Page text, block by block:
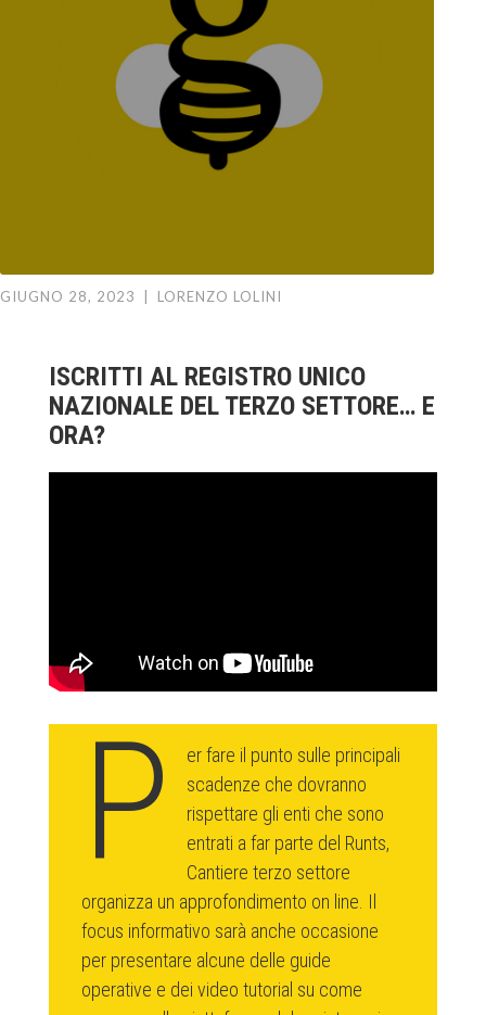
GIUGNO 28, 2023 LORENZO LOLINI
ISCRITTI AL REGISTRO UNICO
NAZIONALE DEL TERZO SETTORE… E
ORA?
P
er fare il punto sulle principali
scadenze che dovranno
rispettare gli enti che sono
entrati a far parte del Runts,
Cantiere terzo settore
organizza un approfondimento on line. Il
focus informativo sarà anche occasione
per presentare alcune delle guide
operative e dei video tutorial su come